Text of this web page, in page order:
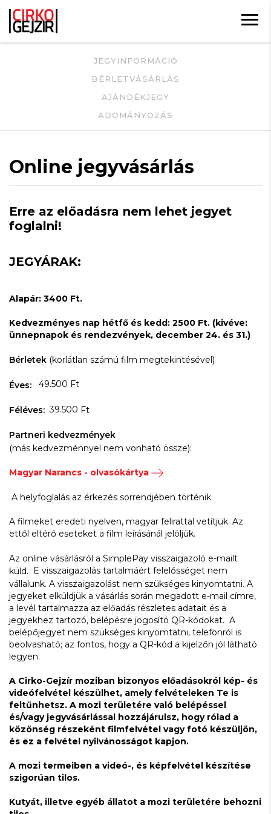
JEGYINFORMÁCIÓ
BÉRLETVÁSÁRLÁS
AJÁNDÉKJEGY
ADOMÁNYOZÁS
Online jegyvásárlás
Erre az előadásra nem lehet jegyet
foglalni!
JEGYÁRAK:
Alapár: 3400 Ft.
Kedvezményes nap hétfő és kedd: 2500 Ft. (kivéve:
ünnepnapok és rendezvények, december 24. és 31.)
Bérletek (korlátlan számú film megtekintésével)
Éves: 49.500 Ft
Féléves: 39.500 Ft
Partneri kedvezmények
(más kedvezménnyel nem vonható össze):
Magyar Narancs - olvasókártya
A helyfoglalás az érkezés sorrendjében történik.
A filmeket eredeti nyelven, magyar felirattal vetítjük. Az
ettől eltérő eseteket a film leírásánál jelöljük.
Az online vásárlásról a SimplePay visszaigazoló e-mailt
küld. E visszaigazolás tartalmáért felelősséget nem
vállalunk. A visszaigazolást nem szükséges kinyomtatni. A
jegyeket elküldjük a vásárlás során megadott e-mail címre,
a levél tartalmazza az előadás részletes adatait és a
jegyekhez tartozó, belépésre jogosító QR-kódokat. A
belépőjegyet nem szükséges kinyomtatni, telefonról is
beolvasható; az fontos, hogy a QR-kód a kijelzőn jól látható
legyen.
A Cirko-Gejzír moziban bizonyos előadásokról kép- és
videófelvétel készülhet, amely felvételeken Te is
feltűnhetsz. A mozi területére való belépéssel
és/vagy jegyvásárlással hozzájárulsz, hogy rólad a
közönség részeként filmfelvétel vagy fotó készüljön,
és ez a felvétel nyilvánosságot kapjon.
A mozi termeiben a videó-, és képfelvétel készítése
szigorúan tilos.
Kutyát, illetve egyéb állatot a mozi területére behozni